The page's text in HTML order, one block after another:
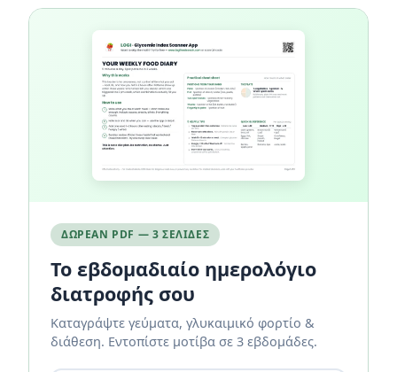
ΔΩΡΕΆΝ PDF — 3 ΣΕΛΊΔΕΣ
Το εβδομαδιαίο ημερολόγιο
διατροφής σου
Καταγράψτε γεύματα, γλυκαιμικό φορτίο &
διάθεση. Εντοπίστε μοτίβα σε 3 εβδομάδες.